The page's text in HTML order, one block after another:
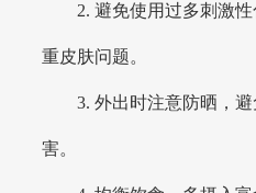
2. 避免使用过多刺激性
重皮肤问题。
3. 外出时注意防晒，避
害。